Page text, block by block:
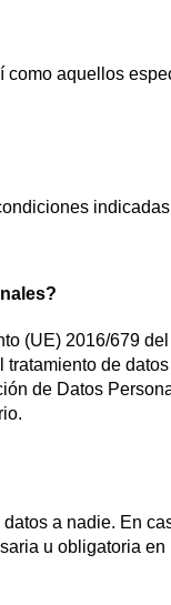
aquellos
(UE) 2016/679
de
de Datos
a nadie. En
u obligatoria